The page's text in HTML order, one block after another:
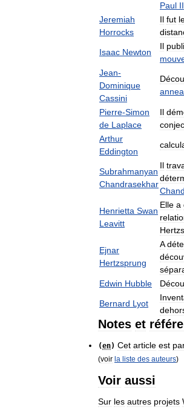
Paul II
Jeremiah
Horrocks
Il fut
Isaac Newton
Il
Jean-
Dominique
Cassini
Pierre-Simon
de Laplace
Il
Arthur
Eddington
Subrahmanyan
Chandrasekhar
Il
Henrietta Swan
Leavitt
Elle a
Ejnar
Hertzsprung
A
Edwin Hubble
Bernard Lyot
Notes et
(en) Cet article est
(voir la liste des auteurs)
Voir aussi
Sur les autres projets